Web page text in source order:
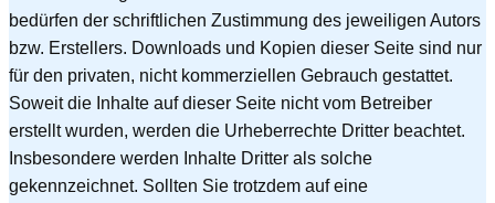
bedürfen der schriftlichen Zustimmung des jeweiligen Autors
bzw. Erstellers. Downloads und Kopien dieser Seite sind nur
für den privaten, nicht kommerziellen Gebrauch gestattet.
Soweit die Inhalte auf dieser Seite nicht vom Betreiber
erstellt wurden, werden die Urheberrechte Dritter beachtet.
Insbesondere werden Inhalte Dritter als solche
gekennzeichnet. Sollten Sie trotzdem auf eine